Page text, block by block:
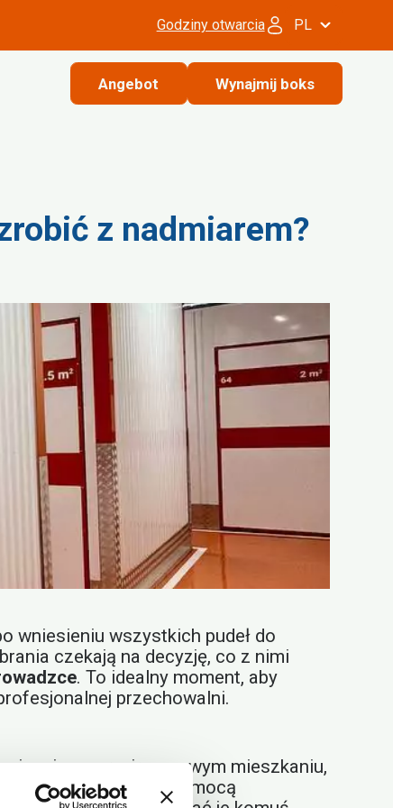
Godziny otwarcia PL
Angebot Wynajmij boks
z nadmiarem?
wniesieniu wszystkich pudeł do
czekają na decyzję, co z nimi
. To idealny moment, aby
przechowalni.
mieszczą się w nowym mieszkaniu,
przeprowadzce
z pomocą